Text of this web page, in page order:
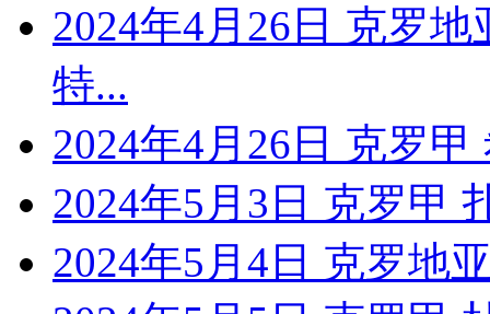
2024年4月26日 克罗
特...
2024年4月26日 克罗
2024年5月3日 克罗甲
2024年5月4日 克罗地